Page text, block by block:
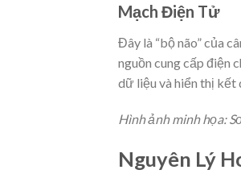
Mạch Điện Tử
Đây là “bộ não” của
nguồn cung cấp điện
dữ liệu và hiển thị kết
Hình ảnh minh họa:
Nguyên Lý